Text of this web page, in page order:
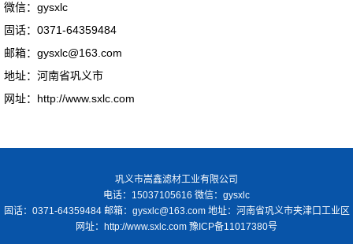
微信：gysxlc
固话：0371-64359484
邮箱：gysxlc@163.com
地址：河南省巩义市
网址：http://www.sxlc.com
巩义市嵩鑫滤材工业有限公司
电话：15037105616 微信：gysxlc
固话：0371-64359484 邮箱：gysxlc@163.com 地址：河南省巩义市夹津口工业区
网址：http://www.sxlc.com 豫ICP备11017380号